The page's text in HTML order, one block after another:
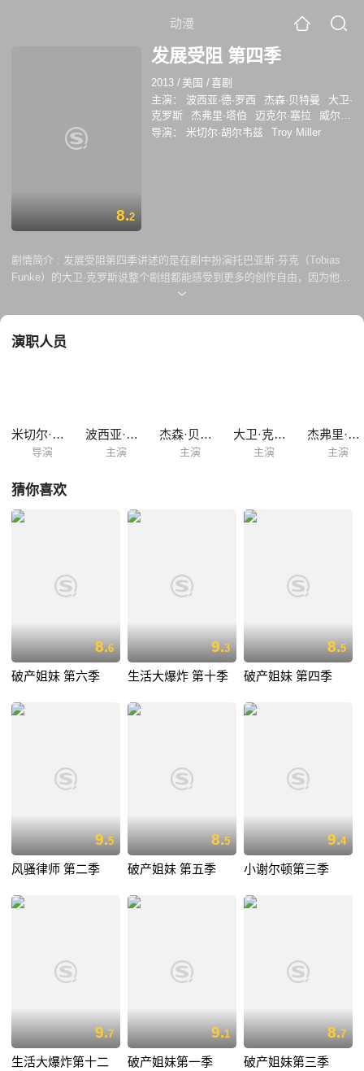
动漫
8.2
发展受阻 第四季
2013 / 美国 /喜剧
主演：
波西亚·德·罗西 杰森·贝特曼
大卫·
克罗斯
杰弗里·塔伯 迈克尔·塞拉
威尔·
阿奈特
阿莉雅·肖卡特 托尼·海尔
杰西卡
导演： 米切尔·胡尔韦兹 Troy Miller
剧情简介 : 发展受阻第四季讲述的是在剧中扮演托巴亚斯·芬克（Tobias
Funke）的大卫·克罗斯说整个剧组都能感受到更多的创作自由，因为他们
演职人员
米切尔·胡尔韦兹
导演
波西亚·德·罗西
主演
杰森·贝特曼
主演
大卫·克罗斯
主演
杰弗里·塔伯
主演
猜你喜欢
8.6
破产姐妹 第六季
9.3
生活大爆炸 第十季
8.5
破产姐妹 第四季
9.5
风骚律师 第二季
8.5
破产姐妹 第五季
9.4
小谢尔顿第三季
9.7
生活大爆炸第十二
9.1
破产姐妹第一季
8.7
破产姐妹第三季